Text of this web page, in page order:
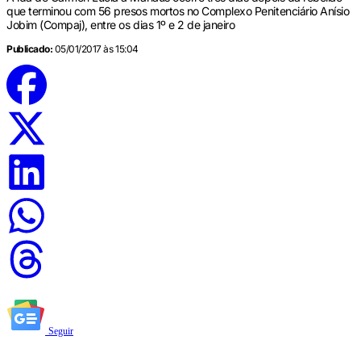
que terminou com 56 presos mortos no Complexo Penitenciário Anísio
Jobim (Compaj), entre os dias 1º e 2 de janeiro
Publicado: 05/01/2017 às 15:04
Seguir